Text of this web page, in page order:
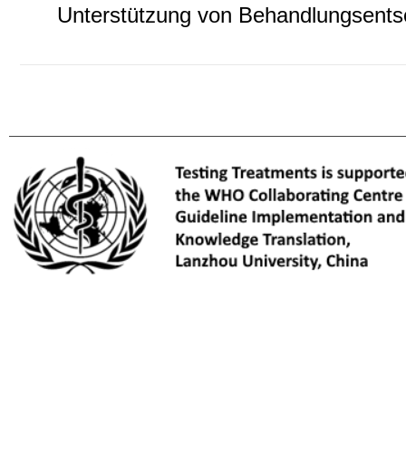
Unterstützung von